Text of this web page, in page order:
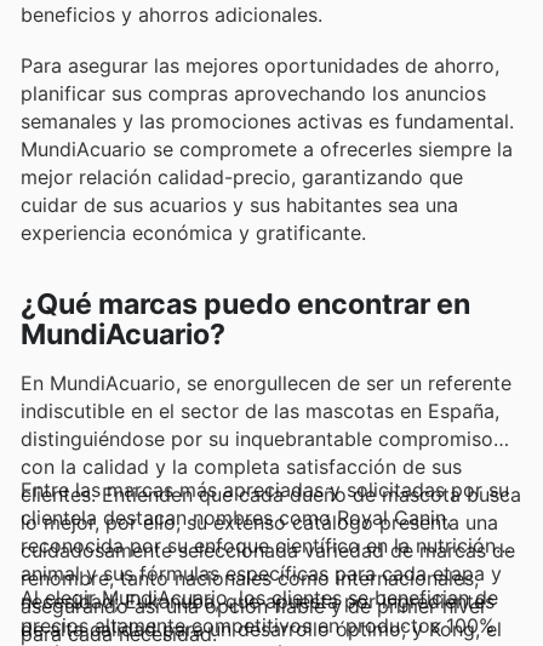
beneficios y ahorros adicionales.
Para asegurar las mejores oportunidades de ahorro,
planificar sus compras aprovechando los anuncios
semanales y las promociones activas es fundamental.
MundiAcuario se compromete a ofrecerles siempre la
mejor relación calidad-precio, garantizando que
cuidar de sus acuarios y sus habitantes sea una
experiencia económica y gratificante.
¿Qué marcas puedo encontrar en
MundiAcuario?
En MundiAcuario, se enorgullecen de ser un referente
indiscutible en el sector de las mascotas en España,
distinguiéndose por su inquebrantable compromiso
con la calidad y la completa satisfacción de sus
clientes. Entienden que cada dueño de mascota busca
lo mejor, por ello, su extenso catálogo presenta una
cuidadosamente seleccionada variedad de marcas de
renombre, tanto nacionales como internacionales,
asegurando así una opción fiable y de primer nivel
para cada necesidad.
Entre las marcas más apreciadas y solicitadas por su
clientela destacan nombres como Royal Canin,
reconocida por su enfoque científico en la nutrición
animal y sus fórmulas específicas para cada etapa y
necesidad; Eukanuba, que apuesta por ingredientes
de alta calidad para un desarrollo óptimo; y Kong, el
Al elegir MundiAcuario, los clientes se benefician de
precios altamente competitivos en productos 100%